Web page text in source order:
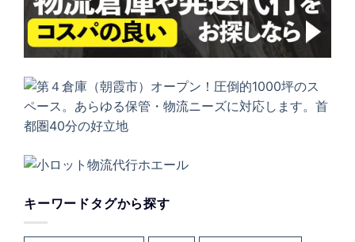
キーワードタグから探す